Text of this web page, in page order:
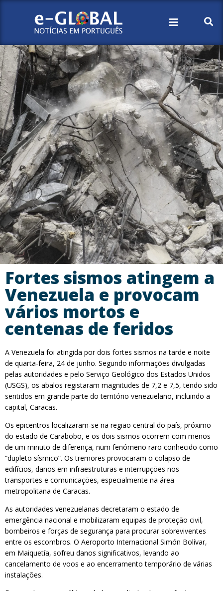
Fortes sismos atingem a
Venezuela e provocam
vários mortos e
centenas de feridos
A Venezuela foi atingida por dois fortes sismos na tarde e noite
de quarta-feira, 24 de junho. Segundo informações divulgadas
pelas autoridades e pelo Serviço Geológico dos Estados Unidos
(USGS), os abalos registaram magnitudes de 7,2 e 7,5, tendo sido
sentidos em grande parte do território venezuelano, incluindo a
capital, Caracas.
Os epicentros localizaram-se na região central do país, próximo
do estado de Carabobo, e os dois sismos ocorrem com menos
de um minuto de diferença, num fenómeno raro conhecido como
“dupleto sísmico”. Os tremores provocaram o colapso de
edifícios, danos em infraestruturas e interrupções nos
transportes e comunicações, especialmente na área
metropolitana de Caracas.
As autoridades venezuelanas decretaram o estado de
emergência nacional e mobilizaram equipas de proteção civil,
bombeiros e forças de segurança para procurar sobreviventes
entre os escombros. O Aeroporto Internacional Simón Bolívar,
em Maiquetía, sofreu danos significativos, levando ao
cancelamento de voos e ao encerramento temporário de várias
instalações.